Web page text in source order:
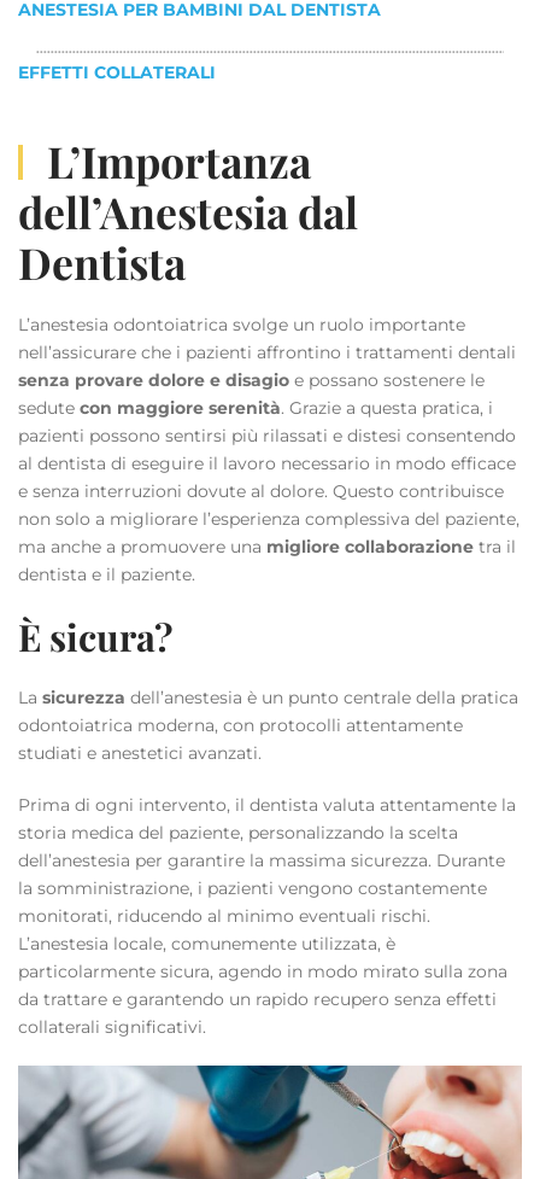
ANESTESIA PER BAMBINI DAL DENTISTA
EFFETTI COLLATERALI
L’Importanza
dell’Anestesia dal
Dentista
L’anestesia odontoiatrica svolge un ruolo importante
nell’assicurare che i pazienti affrontino i trattamenti dentali
senza provare dolore e disagio e possano sostenere le
sedute con maggiore serenità. Grazie a questa pratica, i
pazienti possono sentirsi più rilassati e distesi consentendo
al dentista di eseguire il lavoro necessario in modo efficace
e senza interruzioni dovute al dolore. Questo contribuisce
non solo a migliorare l’esperienza complessiva del paziente,
ma anche a promuovere una migliore collaborazione tra il
dentista e il paziente.
È sicura?
La sicurezza dell’anestesia è un punto centrale della pratica
odontoiatrica moderna, con protocolli attentamente
studiati e anestetici avanzati.
Prima di ogni intervento, il dentista valuta attentamente la
storia medica del paziente, personalizzando la scelta
dell’anestesia per garantire la massima sicurezza. Durante
la somministrazione, i pazienti vengono costantemente
monitorati, riducendo al minimo eventuali rischi.
L’anestesia locale, comunemente utilizzata, è
particolarmente sicura, agendo in modo mirato sulla zona
da trattare e garantendo un rapido recupero senza effetti
collaterali significativi.